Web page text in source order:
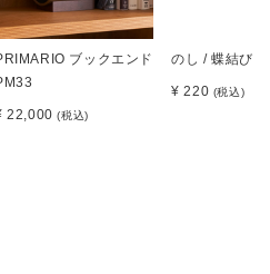
ブックエンド
22,000(税込)
のし / 蝶結び
¥ 220 (税込)